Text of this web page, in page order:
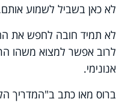
לא כאן בשביל לשמוע
לא תמיד חובה לחפש את
לרוב אפשר למצוא משהו
אנונימי.
ברוס מאו כתב ב"המדריך